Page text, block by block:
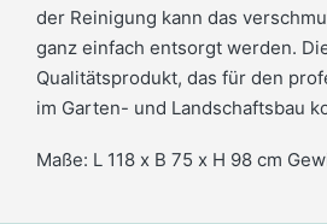
der Reinigung kann das
ganz einfach entsorgt werden.
Qualitätsprodukt, das für den
im Garten- und Landschaftsbau
Maße: L 118 x B 75 x H 98 cm